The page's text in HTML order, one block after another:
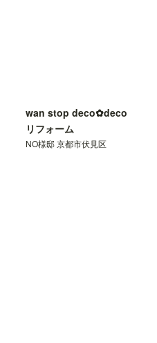
wan stop deco✿deco
リフォーム
NO様邸 京都市伏見区